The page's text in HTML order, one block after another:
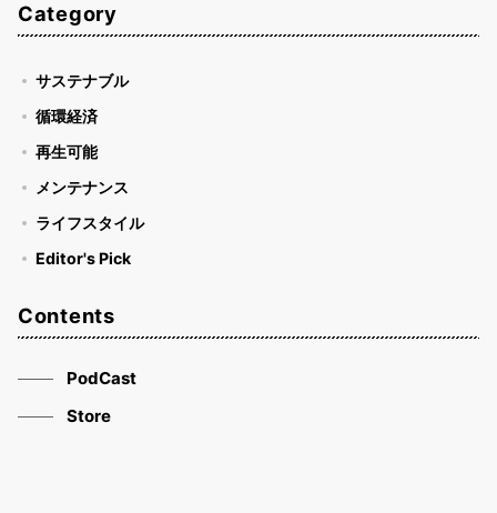
Category
サステナブル
循環経済
再生可能
メンテナンス
ライフスタイル
Editor's Pick
Contents
PodCast
Store